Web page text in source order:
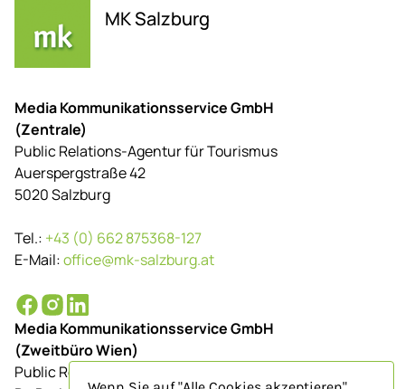
MK Salzburg
Media Kommunikationsservice GmbH
(Zentrale)
Public Relations-Agentur für Tourismus
Auerspergstraße 42
5020 Salzburg
Tel.: +43 (0) 662 875368-127
E-Mail:office@mk-salzburg.at
Media Kommunikationsservice GmbH
(Zweitbüro Wien)
Public Relations-Agentur für Tourismus